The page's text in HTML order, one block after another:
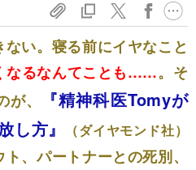
い。寝る前にイヤなこと
なるなんてことも……。そ
、
『精神科医Tomyが
し方』
（ダイヤモンド社）
、パートナーとの死別、